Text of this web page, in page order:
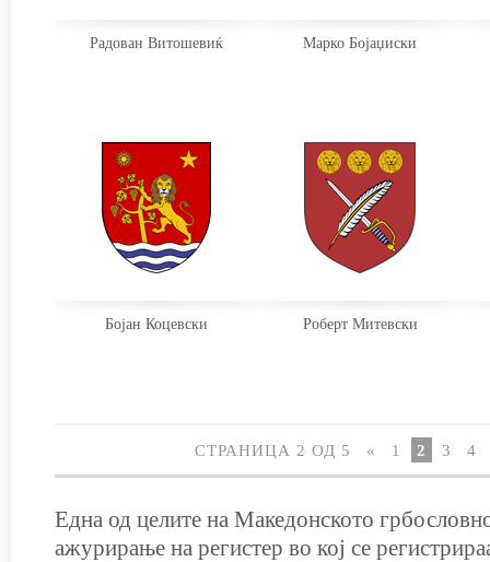
Радован Витошевиќ Марко Бојаџиски
Бојан Коцевски Роберт Митевски
СТРАНИЦА 2 ОД 5 « 1 2 3 4
Една од целите на Македонското
ажурирање на регистер во кој се